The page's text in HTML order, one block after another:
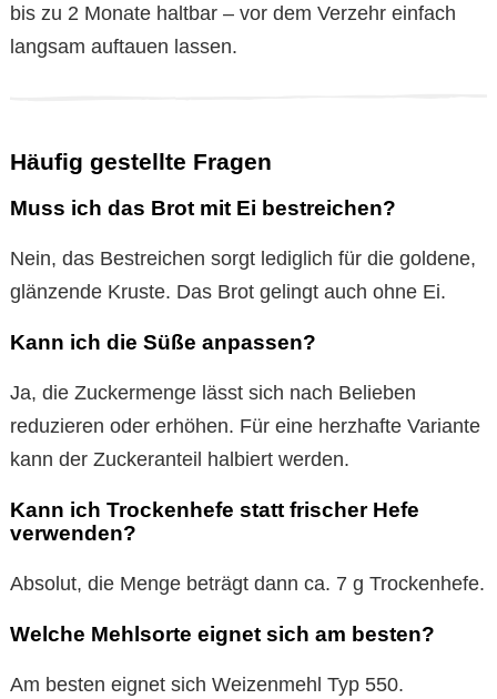
bis zu 2 Monate haltbar – vor dem Verzehr einfach
langsam auftauen lassen.
Häufig gestellte Fragen
Muss ich das Brot mit Ei bestreichen?
Nein, das Bestreichen sorgt lediglich für die goldene,
glänzende Kruste. Das Brot gelingt auch ohne Ei.
Kann ich die Süße anpassen?
Ja, die Zuckermenge lässt sich nach Belieben
reduzieren oder erhöhen. Für eine herzhafte Variante
kann der Zuckeranteil halbiert werden.
Kann ich Trockenhefe statt frischer Hefe
verwenden?
Absolut, die Menge beträgt dann ca. 7 g Trockenhefe.
Welche Mehlsorte eignet sich am besten?
Am besten eignet sich Weizenmehl Typ 550.